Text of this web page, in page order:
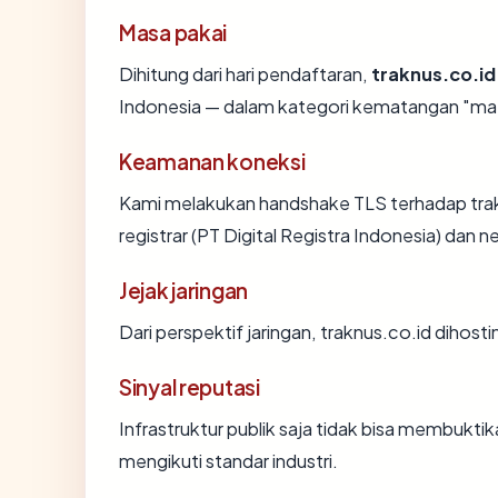
Masa pakai
Dihitung dari hari pendaftaran, traknus.co.id
Indonesia — dalam kategori kematangan
Keamanan koneksi
Kami melakukan handshake TLS terhadap
registrar (PT Digital Registra Indonesia) dan
Jejak jaringan
Dari perspektif jaringan, traknus.co.id
Sinyal reputasi
Infrastruktur publik saja tidak bisa
mengikuti standar industri.